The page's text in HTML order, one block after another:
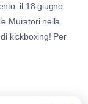
il 18 giugno
Muratori nella
kickboxing! Per